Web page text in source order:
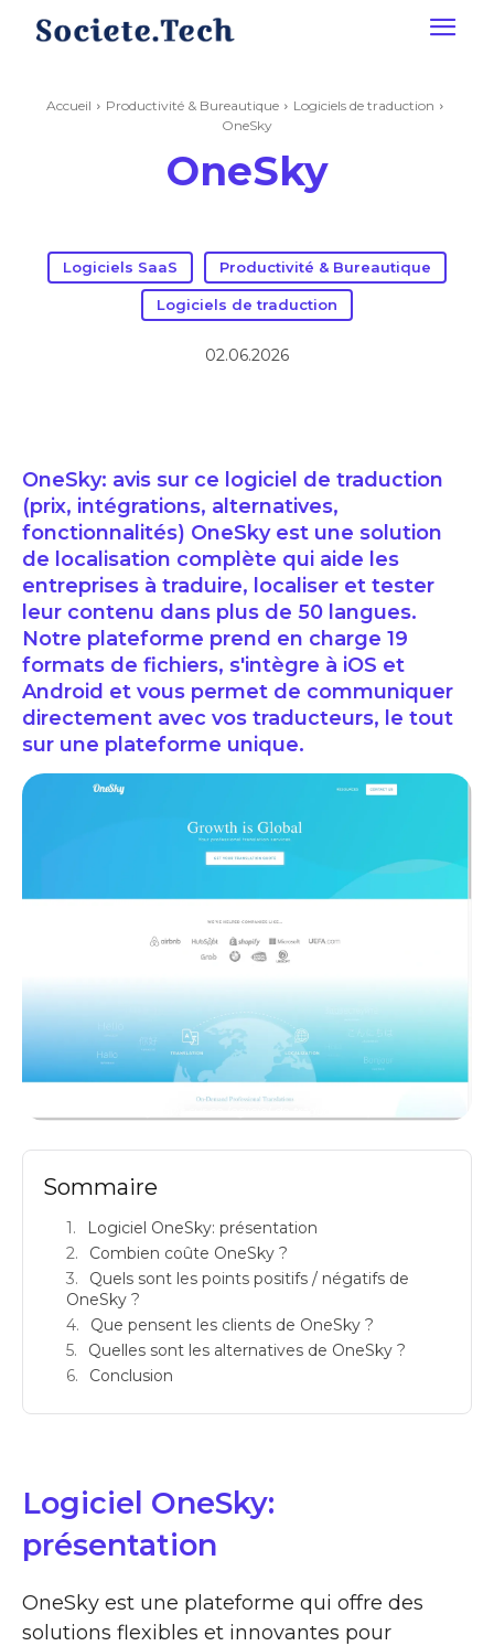
Accueil Productivité & Bureautique
Logiciels de traduction
OneSky
OneSky
Logiciels SaaS Productivité & Bureautique
Logiciels de traduction
02.06.2026
OneSky: avis sur ce logiciel de traduction
(prix, intégrations, alternatives,
fonctionnalités) OneSky est une solution
de localisation complète qui aide les
entreprises à traduire, localiser et tester
leur contenu dans plus de 50 langues.
Notre plateforme prend en charge 19
formats de fichiers, s'intègre à iOS et
Android et vous permet de communiquer
directement avec vos traducteurs, le tout
sur une plateforme unique.
Sommaire
Logiciel OneSky: présentation
Combien coûte OneSky ?
Quels sont les points positifs / négatifs de
OneSky ?
Que pensent les clients de OneSky ?
Quelles sont les alternatives de OneSky ?
Conclusion
Logiciel OneSky:
présentation
OneSky est une plateforme qui offre des
solutions flexibles et innovantes pour